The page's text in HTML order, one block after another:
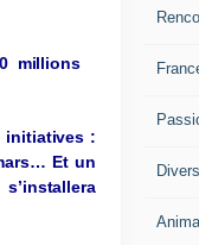
millions
initiatives :
… Et un
s’installera
Divers